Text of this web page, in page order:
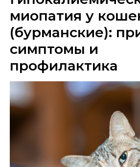
миопатия у
(бурманские):
симптомы и
профилактика